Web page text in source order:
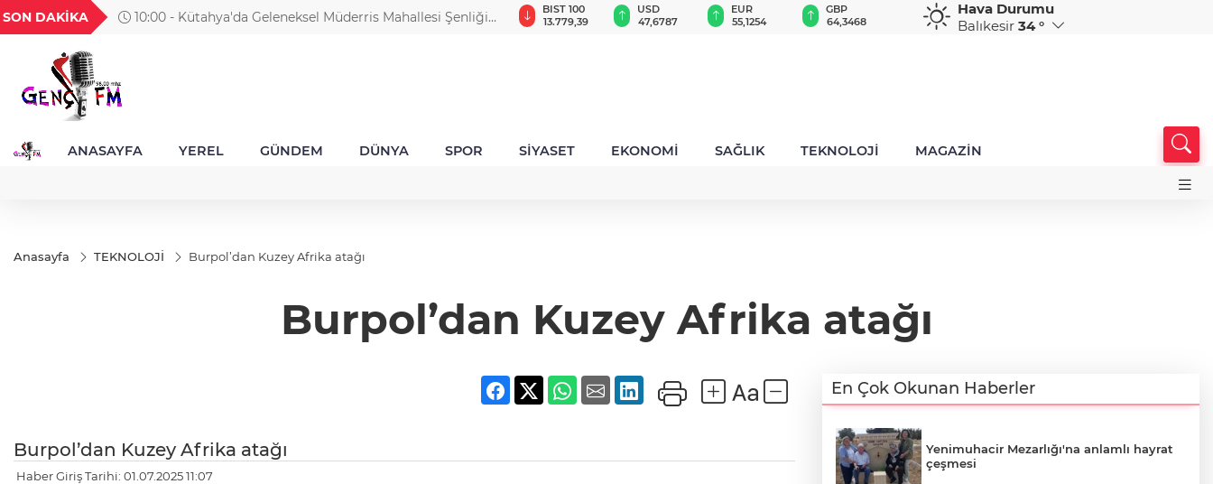
SON DAKİKA
10:00 - Kütahya'da Geleneksel Müderris Mahallesi Şenliği
18,2677
TND
16,3788
BGN
27,9743
VND
0,0018
GAU/TRY
6.660,55
BIST 100
13.779,39
USD
47,6787
EUR
55,1254
GBP
64,3468
CHF
59,0083
CAD
34,1883
Hava Durumu
Balıkesir 34 °
ANASAYFA YEREL GÜNDEM DÜNYA SPOR SİYASET EKONOMİ SAĞLIK TEKNOLOJİ MAGAZİN
Anasayfa TEKNOLOJİ Burpol’dan Kuzey Afrika atağı
Burpol’dan Kuzey Afrika atağı
Burpol’dan Kuzey Afrika atağı
Haber Giriş Tarihi: 01.07.2025 11:07
En Çok Okunan Haberler
Yenimuhacir Mezarlığı'na anlamlı hayrat
çeşmesi